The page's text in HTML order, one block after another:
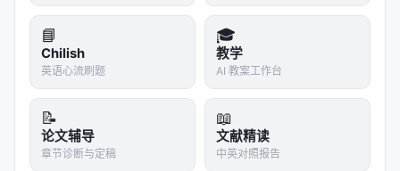
这跟传统反作弊系统不一样——反作弊是检测"恶意行
为",而这套机制检测的是"用户身份类别"。一个完全正
常使用 Claude Code 的合规中国开发者,只要他没改
时区、用了中转站,就被打上标记。
3. 工具厂 vs 用户:权力不对等
开发者选了 Claude Code,是因为它的编码能力比替代
📘
Chilish
英语心流刷题
🎓
教学
AI 教案工作台
📝
论文辅导
章节诊断与定稿
📖
文献精读
中英对照报告